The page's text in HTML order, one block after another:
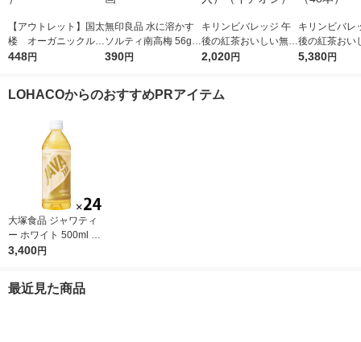
【アウトレット】国太
楼 オーガニックルイ
ボスティー（2g×111P
448円
無印良品 水に溶かす
ソルティ南高梅 56g
（500ml用8g×7本
390円
キリンビバレッジ 午
後の紅茶おいしい無糖
ラベルレス 2L 1箱（9
2,020円
キリンビバレ
後の紅茶おい
ラベルレス
5,380円
LOHACOからのおすすめPRアイテム
大塚食品 ジャワティ
ー ホワイト 500ml 1
箱(24本入) 03553051
3,400円
最近見た商品